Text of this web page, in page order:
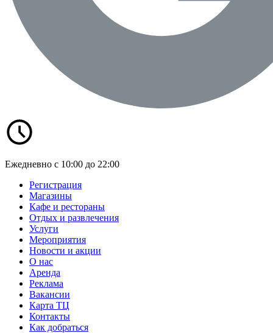
Ежедневно с 10:00 до 22:00
Регистрация
Магазины
Кафе и рестораны
Отдых и развлечения
Услуги
Мероприятия
Новости и акции
О нас
Аренда
Реклама
Вакансии
Карта ТЦ
Контакты
Как добраться